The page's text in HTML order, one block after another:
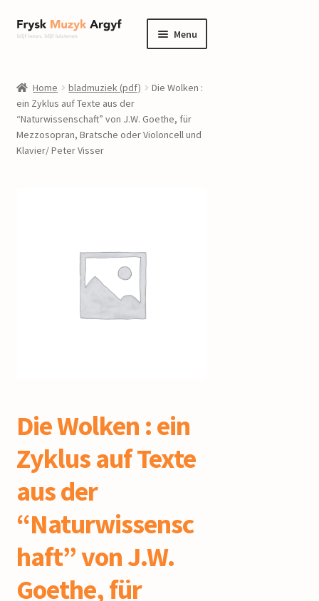
Ga
door
navigatie
Ga
naar
inhoud
Menu
informatie
uitvouwen
winkel
Submenu
Home bladmuziek (pdf)
Die Wolken :
ein Zyklus auf Texte aus der
“Naturwissenschaft” von J.W. Goethe, für
Mezzosopran, Bratsche oder Violoncell und
Klavier/ Peter Visser
Die Wolken : ein
Zyklus auf Texte
aus der
“Naturwissensc
haft” von J.W.
Goethe, für